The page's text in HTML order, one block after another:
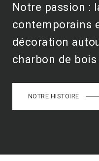
Notre passion :
contemporains
décoration
charbon de
NOTRE HISTOIRE